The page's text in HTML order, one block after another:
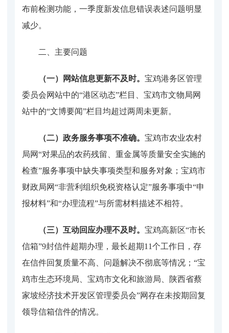
布前检测功能，一季度新发信息错误表述问题明显
减少。
二、主要问题
（一）网站信息更新不及时。 宝鸡港务区管理
委员会网站中的“港区动态”栏目、宝鸡市文物局网
站中的“文博要闻”栏目均超过两周未更新。
（二）政务服务事项不准确。 宝鸡市农业农村
局网“对果品的农药残留、重金属等质量安全实施的
检查”服务事项中缺失事项类型和服务对象；宝鸡市
财政局网“非营利组织免税资格认定”服务事项中“申
报材料”和“办理流程”与所需材料描述不相符。
（三）互动回应办理不及时。 宝鸡高新区“市长
信箱”9封信件超期办理，最长超期11个工作日，存
在信件回复质量不高、问题解决不彻底等情况；“宝
鸡市生态环境局、宝鸡市文化和旅游局、陕西省蔡
家坡经济技术开发区管理委员会”网存在未按期回复
领导信箱信件的情况。